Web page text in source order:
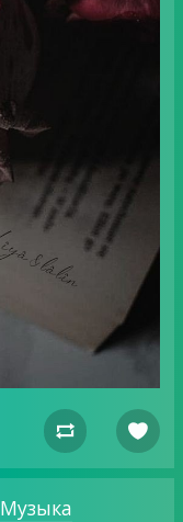
 
Музыка